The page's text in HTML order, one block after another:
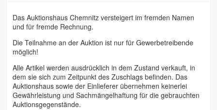
Das Auktionshaus Chemnitz versteigert im fremden Namen
und für fremde Rechnung.
Die Teilnahme an der Auktion ist nur für Gewerbetreibende
möglich!
Alle Artikel werden ausdrücklich in dem Zustand verkauft, in
dem sie sich zum Zeitpunkt des Zuschlags befinden. Das
Auktionshaus sowie der Einlieferer übernehmen keinerlei
Gewährleistung und Sachmängelhaftung für die gebrauchten
Auktionsgegenstände.